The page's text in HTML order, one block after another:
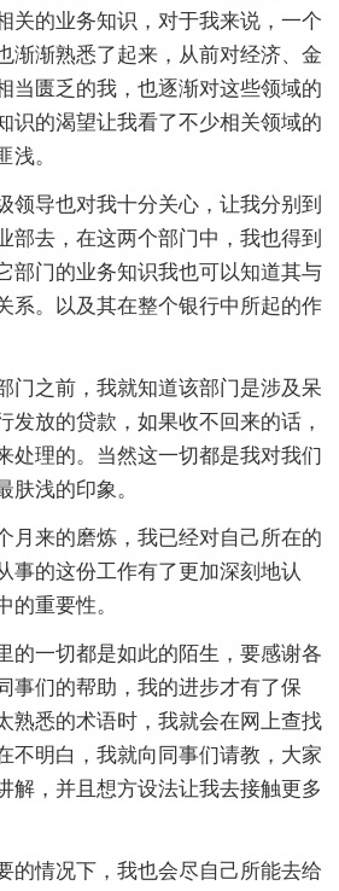
的业务知识，对于我来说，一个
渐渐熟悉了起来，从前对经济、金
当匮乏的我，也逐渐对这些领域的
识的渴望让我看了不少相关领域的
浅。
领导也对我十分关心，让我分别到
部去，在这两个部门中，我也得到
部门的业务知识我也可以知道其与
系。以及其在整个银行中所起的作
门之前，我就知道该部门是涉及呆
发放的贷款，如果收不回来的话，
处理的。当然这一切都是我对我们
肤浅的印象。
月来的磨炼，我已经对自己所在的
事的这份工作有了更加深刻地认
的重要性。
的一切都是如此的陌生，要感谢各
事们的帮助，我的进步才有了保
熟悉的术语时，我就会在网上查找
不明白，我就向同事们请教，大家
解，并且想方设法让我去接触更多
的情况下，我也会尽自己所能去给